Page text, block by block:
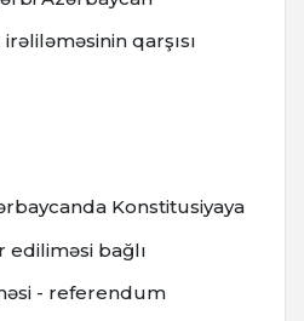
qarşısı
Konstitusiyaya
ediliməsi bağlı
- referendum